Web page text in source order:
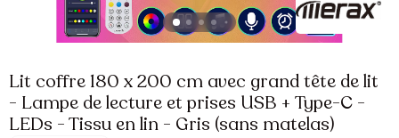
Lit coffre 180 x 200 cm avec grand tête de lit
- Lampe de lecture et prises USB + Type-C -
LEDs - Tissu en lin - Gris (sans matelas)